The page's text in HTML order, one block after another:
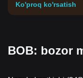
qarorlarini
qiling.
Ko'proq ko'rsatish
BOB: bozor